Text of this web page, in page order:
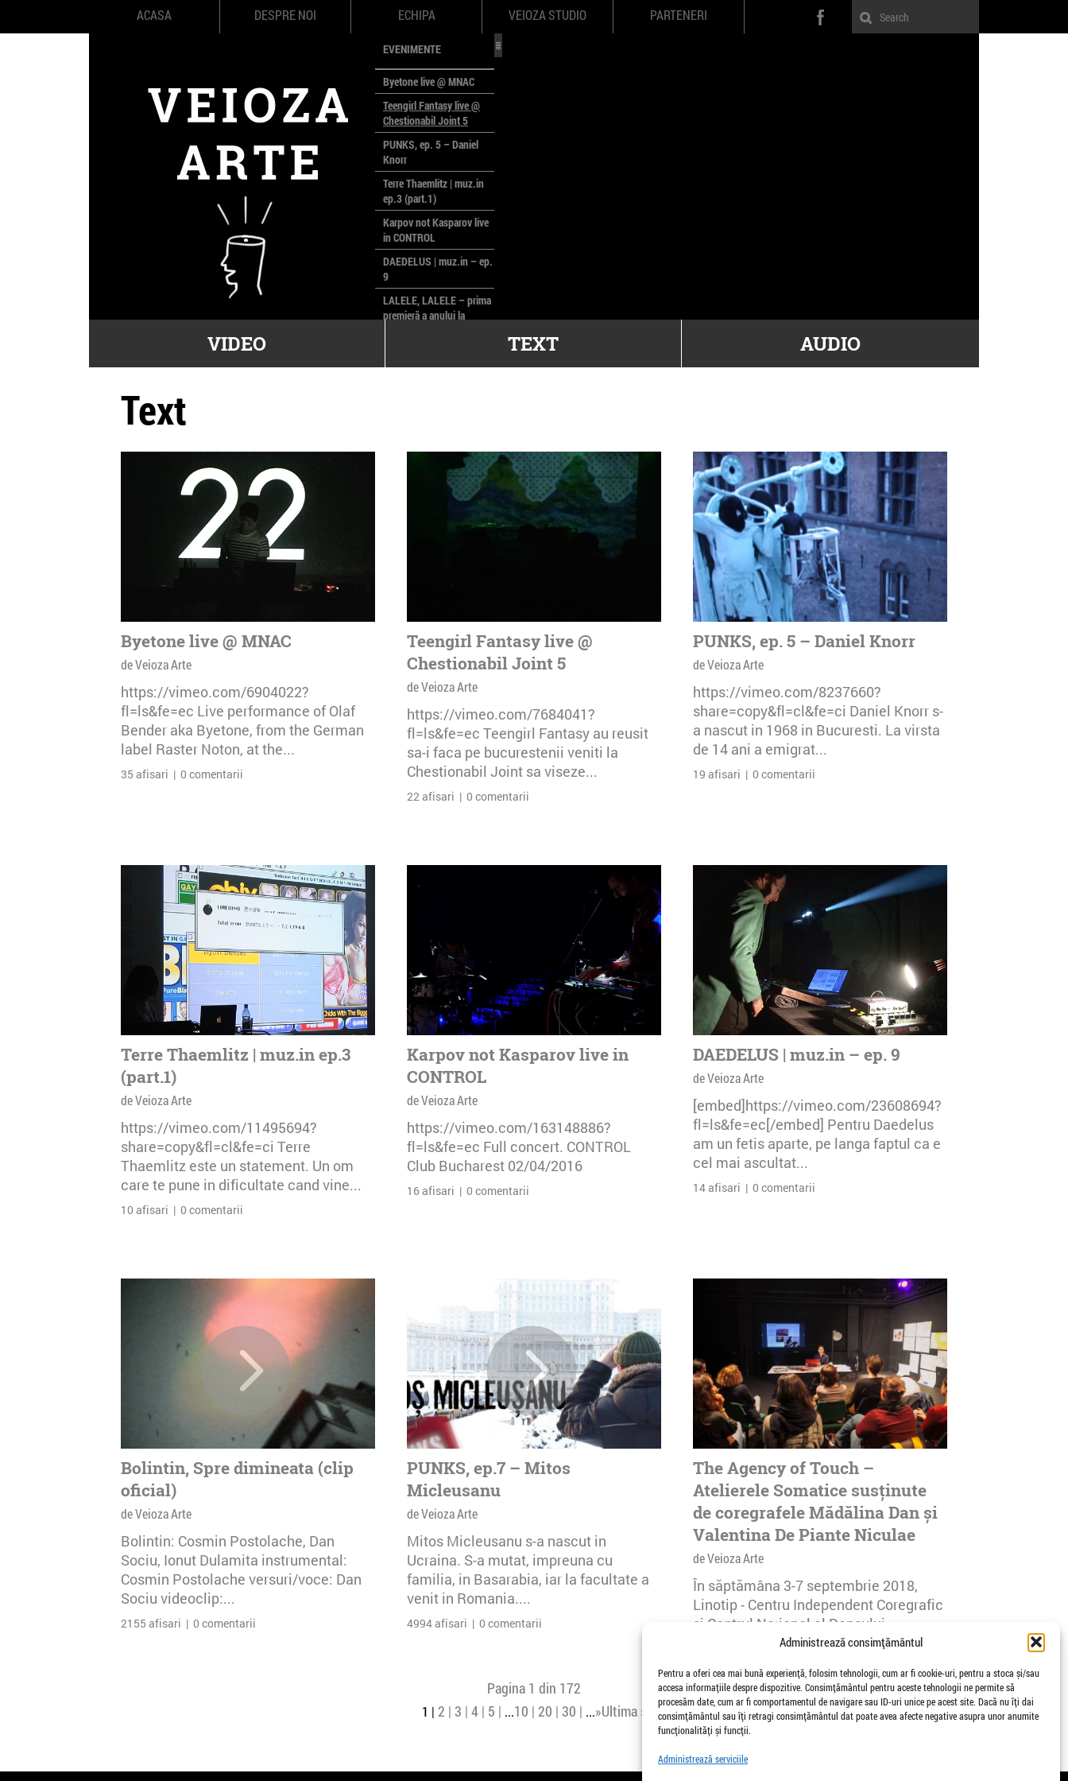
Administrează consimțământul
Pentru a oferi cea mai bună experiență, folosim tehnologii, cum ar fi cookie-uri, pentru a stoca și/sau
accesa informațiile despre dispozitive. Consimțământul pentru aceste tehnologii ne permite să
procesăm date, cum ar fi comportamentul de navigare sau ID-uri unice pe acest site. Dacă nu îți dai
consimțământul sau îți retragi consimțământul dat poate avea afecte negative asupra unor anumite
funcționalități și funcții.
Administrează serviciile
ACASA DESPRE NOI ECHIPA VEIOZA STUDIO PARTENERI
EVENIMENTE
Byetone live @ MNAC
Teengirl Fantasy live @
Chestionabil Joint 5
PUNKS, ep. 5 – Daniel
Knorr
Terre Thaemlitz | muz.in
ep.3 (part.1)
Karpov not Kasparov live
in CONTROL
DAEDELUS | muz.in – ep.
9
LALELE, LALELE – prima
premieră a anului la
poloneze la București
VIDEO TEXT AUDIO
Text
Byetone live @ MNAC
de Veioza Arte
https://vimeo.com/6904022?
fl=ls&fe=ec Live performance of Olaf
Bender aka Byetone, from the German
label Raster Noton, at the...
35 afisari | 0 comentarii
Teengirl Fantasy live @
Chestionabil Joint 5
de Veioza Arte
https://vimeo.com/7684041?
fl=ls&fe=ec Teengirl Fantasy au reusit
sa-i faca pe bucurestenii veniti la
Chestionabil Joint sa viseze...
22 afisari | 0 comentarii
PUNKS, ep. 5 – Daniel Knorr
de Veioza Arte
https://vimeo.com/8237660?
share=copy&fl=cl&fe=ci Daniel Knorr s-
a nascut in 1968 in Bucuresti. La virsta
de 14 ani a emigrat...
19 afisari | 0 comentarii
Terre Thaemlitz | muz.in ep.3
(part.1)
de Veioza Arte
https://vimeo.com/11495694?
share=copy&fl=cl&fe=ci Terre
Thaemlitz este un statement. Un om
care te pune in dificultate cand vine...
10 afisari | 0 comentarii
Karpov not Kasparov live in
CONTROL
de Veioza Arte
https://vimeo.com/163148886?
fl=ls&fe=ec Full concert. CONTROL
Club Bucharest 02/04/2016
16 afisari | 0 comentarii
DAEDELUS | muz.in – ep. 9
de Veioza Arte
[embed]https://vimeo.com/23608694?
fl=ls&fe=ec[/embed] Pentru Daedelus
am un fetis aparte, pe langa faptul ca e
cel mai ascultat...
14 afisari | 0 comentarii
Bolintin, Spre dimineata (clip
oficial)
de Veioza Arte
Bolintin: Cosmin Postolache, Dan
Sociu, Ionut Dulamita instrumental:
Cosmin Postolache versuri/voce: Dan
Sociu videoclip:...
2155 afisari | 0 comentarii
PUNKS, ep.7 – Mitos
Micleusanu
de Veioza Arte
Mitos Micleusanu s-a nascut in
Ucraina. S-a mutat, impreuna cu
familia, in Basarabia, iar la facultate a
venit in Romania....
4994 afisari | 0 comentarii
The Agency of Touch –
Atelierele Somatice susținute
de coregrafele Mădălina Dan și
Valentina De Piante Niculae
de Veioza Arte
În săptămâna 3-7 septembrie 2018,
Linotip - Centru Independent Coregrafic
și Centrul Național al Dansului
26 afisari | 0 comentarii
Pagina 1 din 172
1 2 3 4 5 ...10 20 30 ...»Ultima »